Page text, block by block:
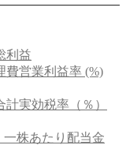
利益
費営業利益率 (%)
計実効税率（％）
一株あたり配当金